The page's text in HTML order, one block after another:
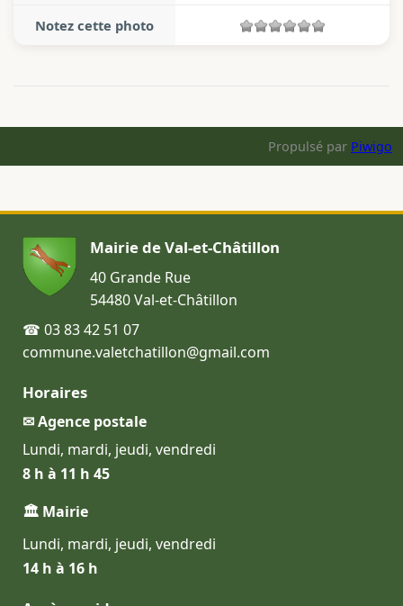
Notez cette photo
Propulsé par Piwigo
Mairie de Val-et-Châtillon
40 Grande Rue
54480 Val-et-Châtillon
☎ 03 83 42 51 07
commune.valetchatillon@gmail.com
Horaires
✉ Agence postale
Lundi, mardi, jeudi, vendredi
8 h à 11 h 45
🏛 Mairie
Lundi, mardi, jeudi, vendredi
14 h à 16 h